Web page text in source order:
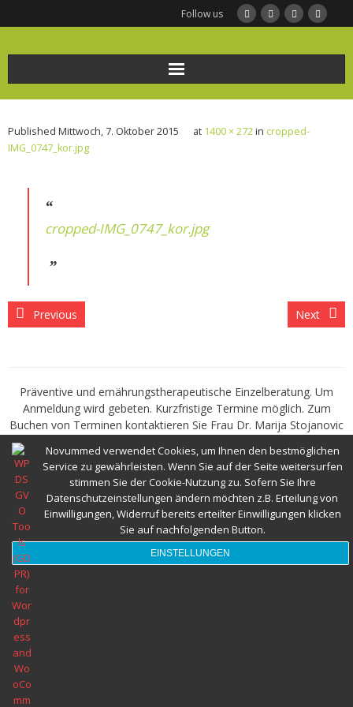
Follow us
Home
Ernährungsberatung
BODYMED/Leberfasten
Bio-Impedanz-Analyse/BIA Messung
KONTAKT
Herzgesund Essen und Trinken
Published Mittwoch, 7. Oktober 2015 at 1400 × 272in cropped-
IMG_0747_kor.jpg
cropped-IMG_0747_kor.jpg
Previous Next
Präventive und ernährungstherapeutische Einzelberatung. Um
Anmeldung wird gebeten. Kurzfristige Termine möglich. Zum
Buchen von Terminen kontaktieren Sie Frau Dr. Marija Stojanovic
ERNÄHRUNGSBERATUNG WIEN 1220- DI Dr. Marija Stojanovic -
Meine Praxis für Ernährungsberatung befindet sich in Wien 1220,
Kagraner Platz 12
TERMINVEREINBAREN
Ernährungsberatung Wien © 2022 Alle Rechte vorbehalten novumMED
Novummed verwendet Cookies, um Ihnen den bestmöglichen
Service zu gewährleisten. Wenn Sie auf der Seite weitersurfen
stimmen Sie der Cookie-Nutzung zu. Sofern Sie Ihre
Datenschutzeinstellungen ändern möchten z.B. Erteilung von
Einwilligungen, Widerruf bereits erteilter Einwilligungen klicken
Sie auf nachfolgenden Button.
EINSTELLUNGEN